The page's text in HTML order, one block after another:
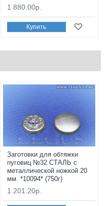
1 880.00р.
Купить
Заготовки для обтяжки
пуговиц №32 СТАЛЬ с
металлической ножкой 20
мм. *10094* (750г)
1 201.20р.